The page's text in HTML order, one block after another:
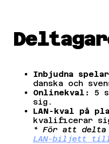
Inbjudna
danska och
Onlinekval:
5
sig.
LAN-kval på
kvalificerar
* För att delta
LAN-biljett till